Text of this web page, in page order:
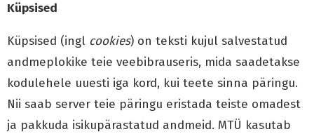
Küpsised
Küpsised (ingl cookies) on teksti kujul salvestatud
andmeplokike teie veebibrauseris, mida saadetakse
kodulehele uuesti iga kord, kui teete sinna päringu.
Nii saab server teie päringu eristada teiste omadest
ja pakkuda isikupärastatud andmeid. MTÜ kasutab